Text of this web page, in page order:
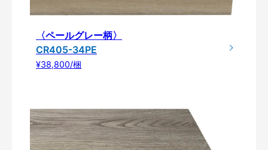
〈ペールグレー柄〉
CR405-34PE
¥38,800/梱